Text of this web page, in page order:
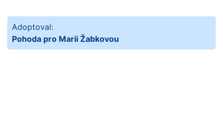
Adoptoval:
Pohoda pro Marii Žabkovou